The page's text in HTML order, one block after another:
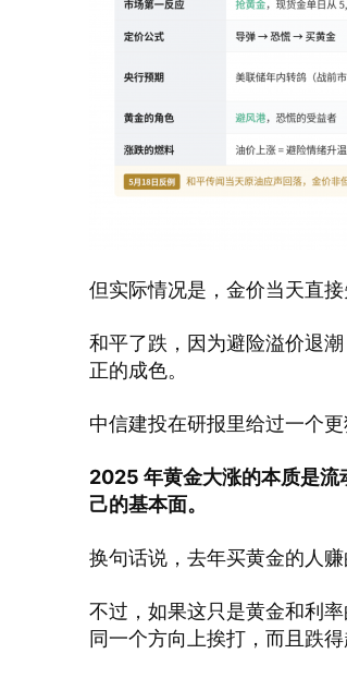
但实际情况是，金价当天直
和平了跌，因为避险溢价退
正的成色。
中信建投在研报里给过一个更
2025 年黄金大涨的本质是流
己的基本面。
换句话说，去年买黄金的人
不过，如果这只是黄金和利
同一个方向上挨打，而且跌得